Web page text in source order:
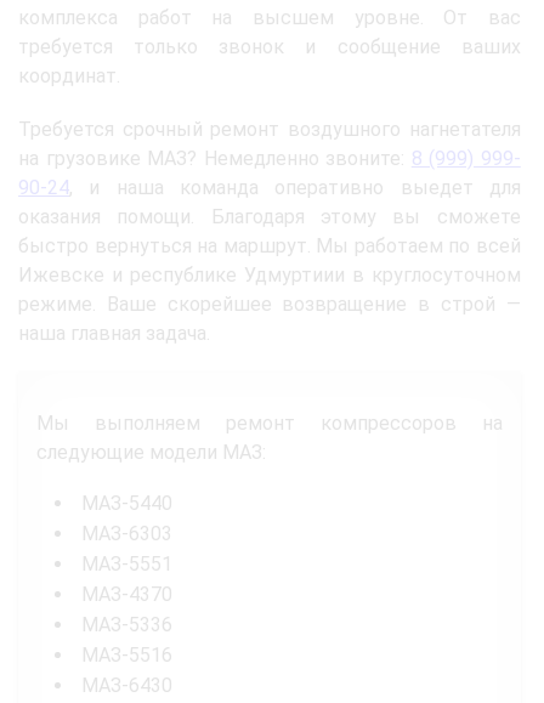
комплекса работ на высшем уровне. От вас
требуется только звонок и сообщение ваших
координат.
Требуется срочный ремонт воздушного нагнетателя
на грузовике МАЗ? Немедленно звоните: 8 (999) 999-
90-24, и наша команда оперативно выедет для
оказания помощи. Благодаря этому вы сможете
быстро вернуться на маршрут. Мы работаем по всей
Ижевске и республике Удмуртиии в круглосуточном
режиме. Ваше скорейшее возвращение в строй —
наша главная задача.
Мы выполняем ремонт компрессоров на
следующие модели МАЗ:
МАЗ-5440
МАЗ-6303
МАЗ-5551
МАЗ-4370
МАЗ-5336
МАЗ-5516
МАЗ-6430